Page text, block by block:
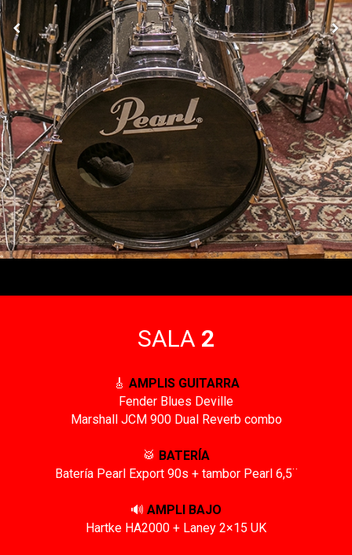
SALA 2
🎸 AMPLIS GUITARRA
Fender Blues Deville
Marshall JCM 900 Dual Reverb combo
🥁 BATERÍA
Batería Pearl Export 90s + tambor Pearl 6,5¨
🔊 AMPLI BAJO
Hartke HA2000 + Laney 2×15 UK